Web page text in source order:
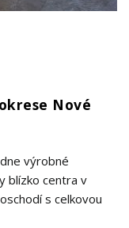
Nové
výrobné
blízko centra v
s celkovou